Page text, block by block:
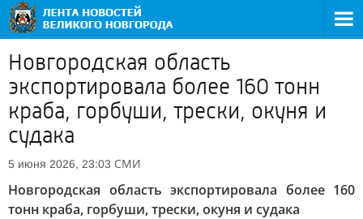
Новгородская область
экспортировала более 160 тонн
краба, горбуши, трески, окуня и
судака
5 июня 2026, 23:03 СМИ
Новгородская область экспортировала более 160
тонн краба, горбуши, трески, окуня и судака